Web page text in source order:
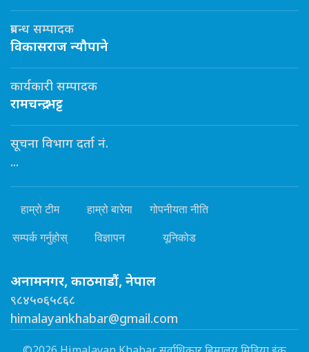
प्रबन्ध सम्पादक
विकासराज न्यौपाने
कार्यकारी सम्पादक
रामचन्द्र भट्ट
सूचना विभाग दर्ता नं.
...
हाम्रो टीम हाम्रो बारेमा गोपनीयता नीति
सम्पर्क गर्नुहोस् विज्ञापन यूनिकोड
अनामनगर, काठमाडौं, नेपाल
९८४५०६५८६८
himalayankhabar@gmail.com